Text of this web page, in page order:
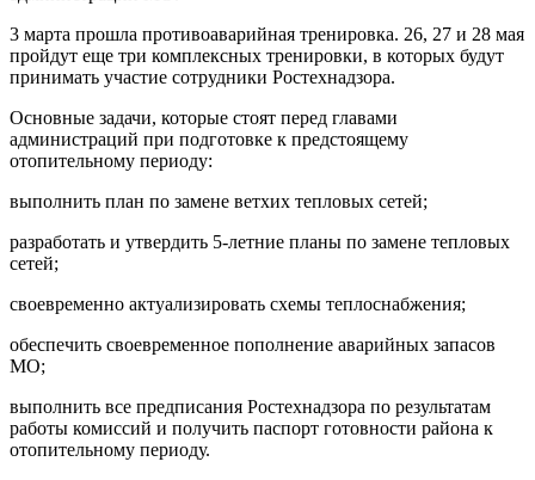
3 марта прошла противоаварийная тренировка. 26, 27 и 28 мая
пройдут еще три комплексных тренировки, в которых будут
принимать участие сотрудники Ростехнадзора.
Основные задачи, которые стоят перед главами
администраций при подготовке к предстоящему
отопительному периоду:
выполнить план по замене ветхих тепловых сетей;
разработать и утвердить 5-летние планы по замене тепловых
сетей;
своевременно актуализировать схемы теплоснабжения;
обеспечить своевременное пополнение аварийных запасов
МО;
выполнить все предписания Ростехнадзора по результатам
работы комиссий и получить паспорт готовности района к
отопительному периоду.